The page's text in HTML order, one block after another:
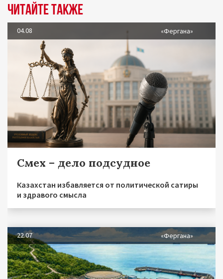
Читайте также
04.08 «Фергана»
Смех – дело подсудное
Казахстан избавляется от политической сатиры
и здравого смысла
22.07 «Фергана»